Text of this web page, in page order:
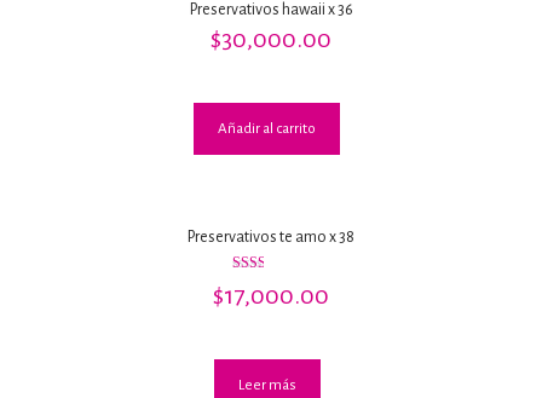
Preservativos hawaii x 36
$30,000.00
Añadir al carrito
Preservativos te amo x 38
con
$17,000.00
Leer más